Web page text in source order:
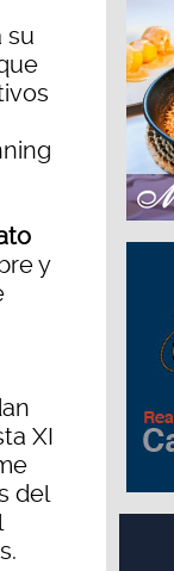
su
y
XI
del